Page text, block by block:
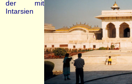
der mit
Intarsien